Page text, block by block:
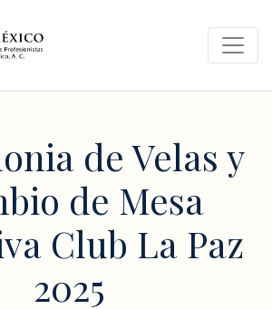
de Velas y
de Mesa
Club La Paz
2025